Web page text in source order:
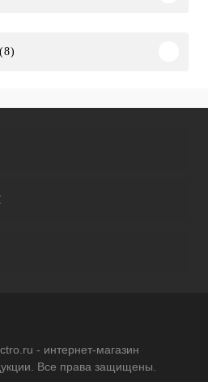
- интернет-магазин
Все права защищены.